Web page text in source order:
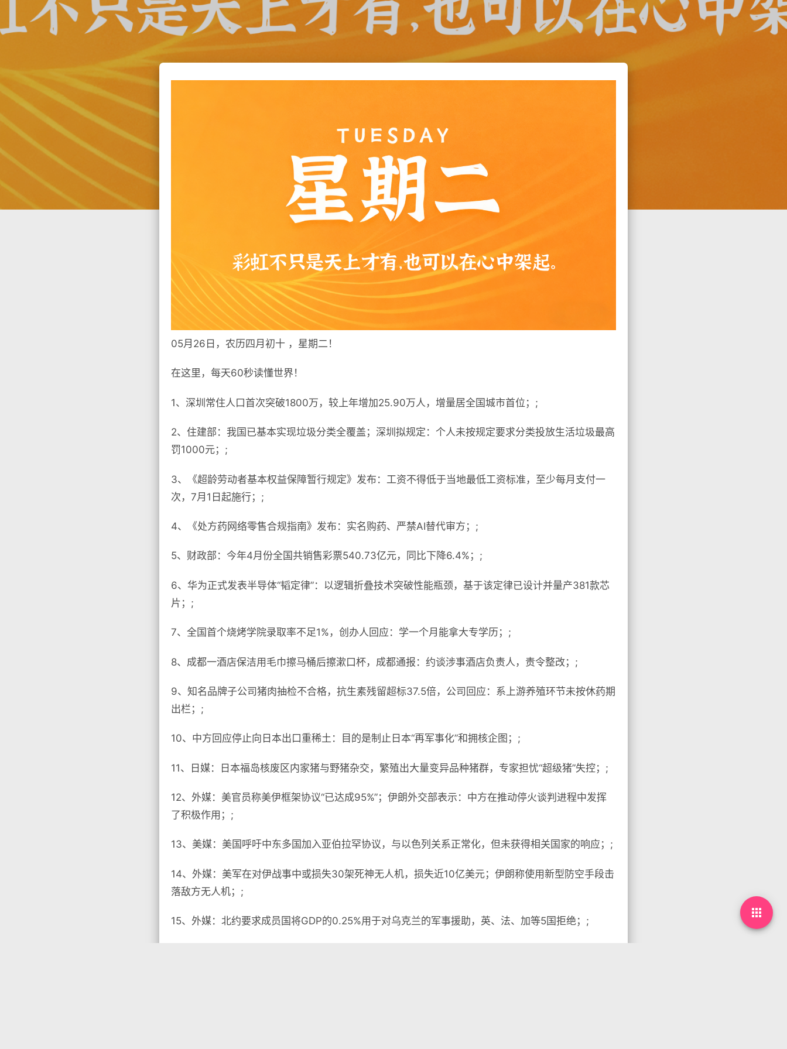
05月26日，农历四月初十 ，星期二！
在这里，每天60秒读懂世界！
1、深圳常住人口首次突破1800万，较上年增加25.90万人，增量居全国城市首位；;
2、住建部：我国已基本实现垃圾分类全覆盖；深圳拟规定：个人未按规定要求分类投放生活垃圾最高
罚1000元；;
3、《超龄劳动者基本权益保障暂行规定》发布：工资不得低于当地最低工资标准，至少每月支付一
次，7月1日起施行；;
4、《处方药网络零售合规指南》发布：实名购药、严禁AI替代审方；;
5、财政部：今年4月份全国共销售彩票540.73亿元，同比下降6.4%；;
6、华为正式发表半导体“韬定律”：以逻辑折叠技术突破性能瓶颈，基于该定律已设计并量产381款芯
片；;
7、全国首个烧烤学院录取率不足1%，创办人回应：学一个月能拿大专学历；;
8、成都一酒店保洁用毛巾擦马桶后擦漱口杯，成都通报：约谈涉事酒店负责人，责令整改；;
9、知名品牌子公司猪肉抽检不合格，抗生素残留超标37.5倍，公司回应：系上游养殖环节未按休药期
出栏；;
10、中方回应停止向日本出口重稀土：目的是制止日本“再军事化”和拥核企图；;
11、日媒：日本福岛核废区内家猪与野猪杂交，繁殖出大量变异品种猪群，专家担忧“超级猪”失控；;
12、外媒：美官员称美伊框架协议“已达成95%”；伊朗外交部表示：中方在推动停火谈判进程中发挥
了积极作用；;
13、美媒：美国呼吁中东多国加入亚伯拉罕协议，与以色列关系正常化，但未获得相关国家的响应；;
14、外媒：美军在对伊战事中或损失30架死神无人机，损失近10亿美元；伊朗称使用新型防空手段击
落敌方无人机；;
15、外媒：北约要求成员国将GDP的0.25%用于对乌克兰的军事援助，英、法、加等5国拒绝；;
